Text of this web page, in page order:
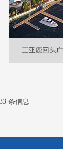
三亚鹿回头
条信息